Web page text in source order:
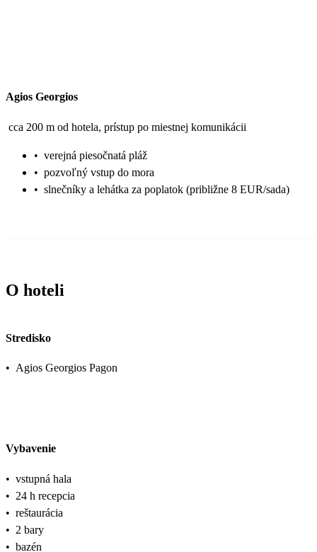
Agios Georgios
cca 200 m od hotela, prístup po miestnej komunikácii
• verejná piesočnatá pláž
• pozvoľný vstup do mora
• slnečníky a lehátka za poplatok (približne 8 EUR/sada)
O hoteli
Stredisko
• Agios Georgios Pagon
Vybavenie
• vstupná hala
• 24 h recepcia
• reštaurácia
• 2 bary
• bazén